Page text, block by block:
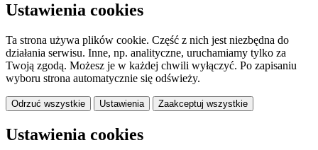
Ustawienia cookies
Ta strona używa plików cookie. Część z nich jest niezbędna do
działania serwisu. Inne, np. analityczne, uruchamiamy tylko za
Twoją zgodą. Możesz je w każdej chwili wyłączyć. Po zapisaniu
wyboru strona automatycznie się odświeży.
Odrzuć wszystkie Ustawienia Zaakceptuj wszystkie
Ustawienia cookies